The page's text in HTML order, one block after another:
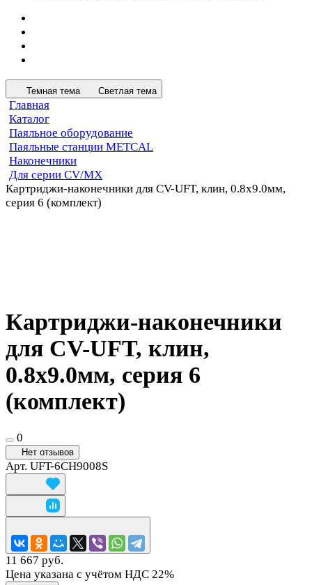
Темная тема Светлая тема
Главная
Каталог
Паяльное оборудование
Паяльные станции METCAL
Наконечники
Для серии CV/MX
Картриджи-наконечники для CV-UFT, клин, 0.8х9.0мм,
серия 6 (комплект)
Картриджи-наконечники
для CV-UFT, клин,
0.8х9.0мм, серия 6
(комплект)
0
Нет отзывов
Арт. UFT-6CH9008S
11 667 руб.
Цена указана с учётом НДС 22%